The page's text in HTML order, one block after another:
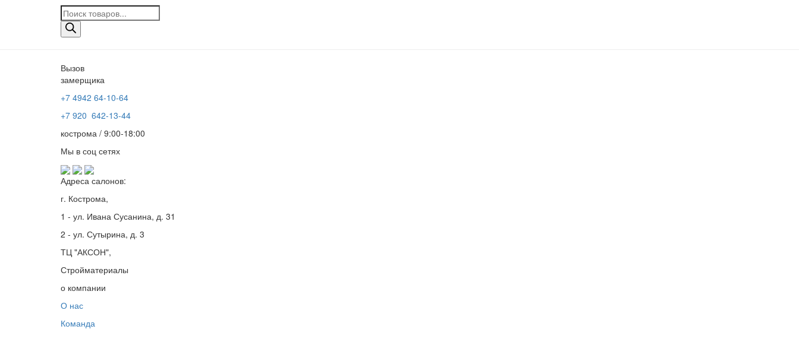
Поиск
товаров
Вызов
замерщика
+7 4942 64-10-64
+7 920 642-13-44
кострома / 9:00-18:00
Мы в соц сетях
Адреса салонов:
г. Кострома,
1 - ул. Ивана Сусанина, д. 31
2 - ул. Сутырина, д. 3
ТЦ "АКСОН",
Стройматериалы
о компании
О нас
Команда